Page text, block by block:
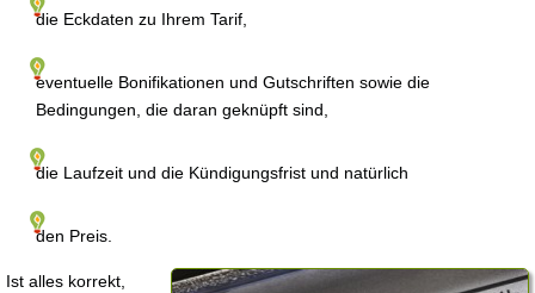
die Eckdaten zu Ihrem Tarif,
eventuelle Bonifikationen und Gutschriften sowie die
Bedingungen, die daran geknüpft sind,
die Laufzeit und die Kündigungsfrist und natürlich
den Preis.
Ist alles korrekt,